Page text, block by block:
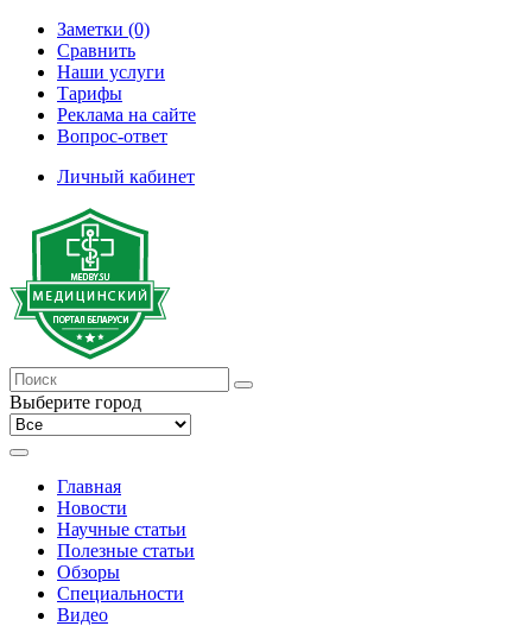
Заметки (0)
Сравнить
Наши услуги
Тарифы
Реклама на сайте
Вопрос-ответ
Личный кабинет
Выберите город
Главная
Новости
Научные статьи
Полезные статьи
Обзоры
Специальности
Видео